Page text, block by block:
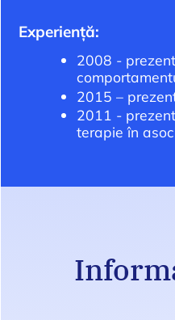
Experiență:
2008 -
2015 –
2011 -
terapie în